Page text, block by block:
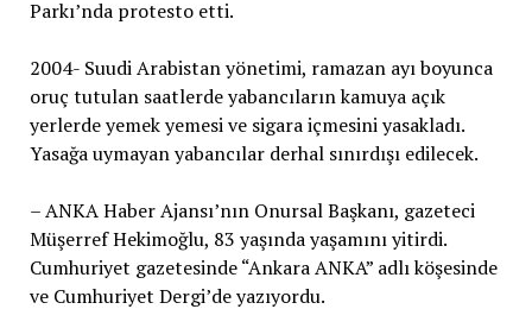
Parkı’nda protesto etti.
2004- Suudi Arabistan yönetimi, ramazan ayı boyunca
oruç tutulan saatlerde yabancıların kamuya açık
yerlerde yemek yemesi ve sigara içmesini yasakladı.
Yasağa uymayan yabancılar derhal sınırdışı edilecek.
– ANKA Haber Ajansı’nın Onursal Başkanı, gazeteci
Müşerref Hekimoğlu, 83 yaşında yaşamını yitirdi.
Cumhuriyet gazetesinde “Ankara ANKA” adlı köşesinde
ve Cumhuriyet Dergi’de yazıyordu.